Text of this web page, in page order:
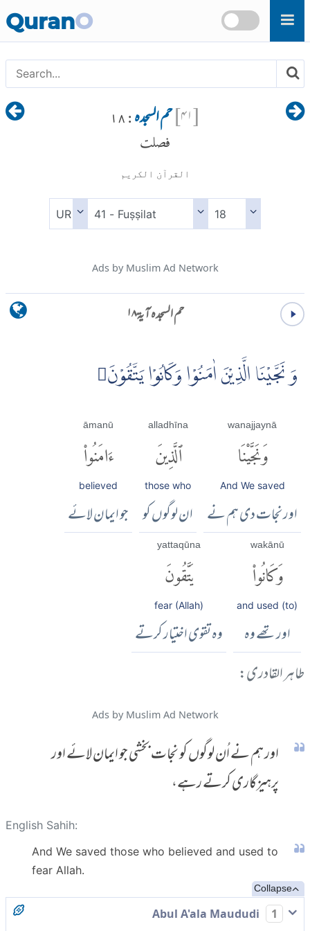
Skip to main content
QuranO
[۴۱]حم السجدہ : ۱۸
فصلت
القرآن الكريم
Ads by Muslim Ad Network
حم السجدہ آية ۱۸
وَ نَجَّيْنَا الَّذِيْنَ اٰمَنُوْا وَكَانُوْا يَتَّقُوْنَ
wanajjaynā
وَنَجَّيْنَا
And We saved
اور نجات دی ہم نے
alladhīna
ٱلَّذِينَ
those who
ان لوگوں کو
āmanū
ءَامَنُوا۟
believed
جو ایمان لائے
wakānū
وَكَانُوا۟
and used (to)
اور تھے وہ
yattaqūna
يَتَّقُونَ
fear (Allah)
وہ تقوی اختیار کرتے
طاہر القادری:
Ads by Muslim Ad Network
اور ہم نے اُن لوگوں کو نجات بخشی جو ایمان لائے اور
پرہیزگاری کرتے رہے،
English Sahih:
And We saved those who believed and used to
fear Allah.
Collapse
1